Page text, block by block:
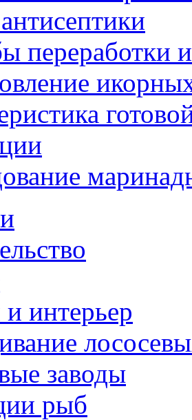
переработки
интерьер
заводы
рыб